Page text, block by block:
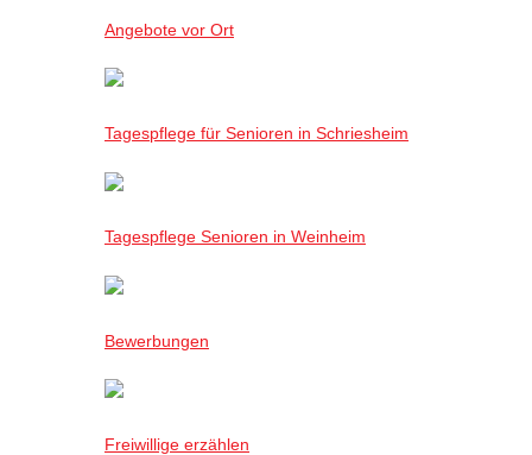
Angebote vor Ort
Tagespflege für Senioren in Schriesheim
Tagespflege Senioren in Weinheim
Bewerbungen
Freiwillige erzählen